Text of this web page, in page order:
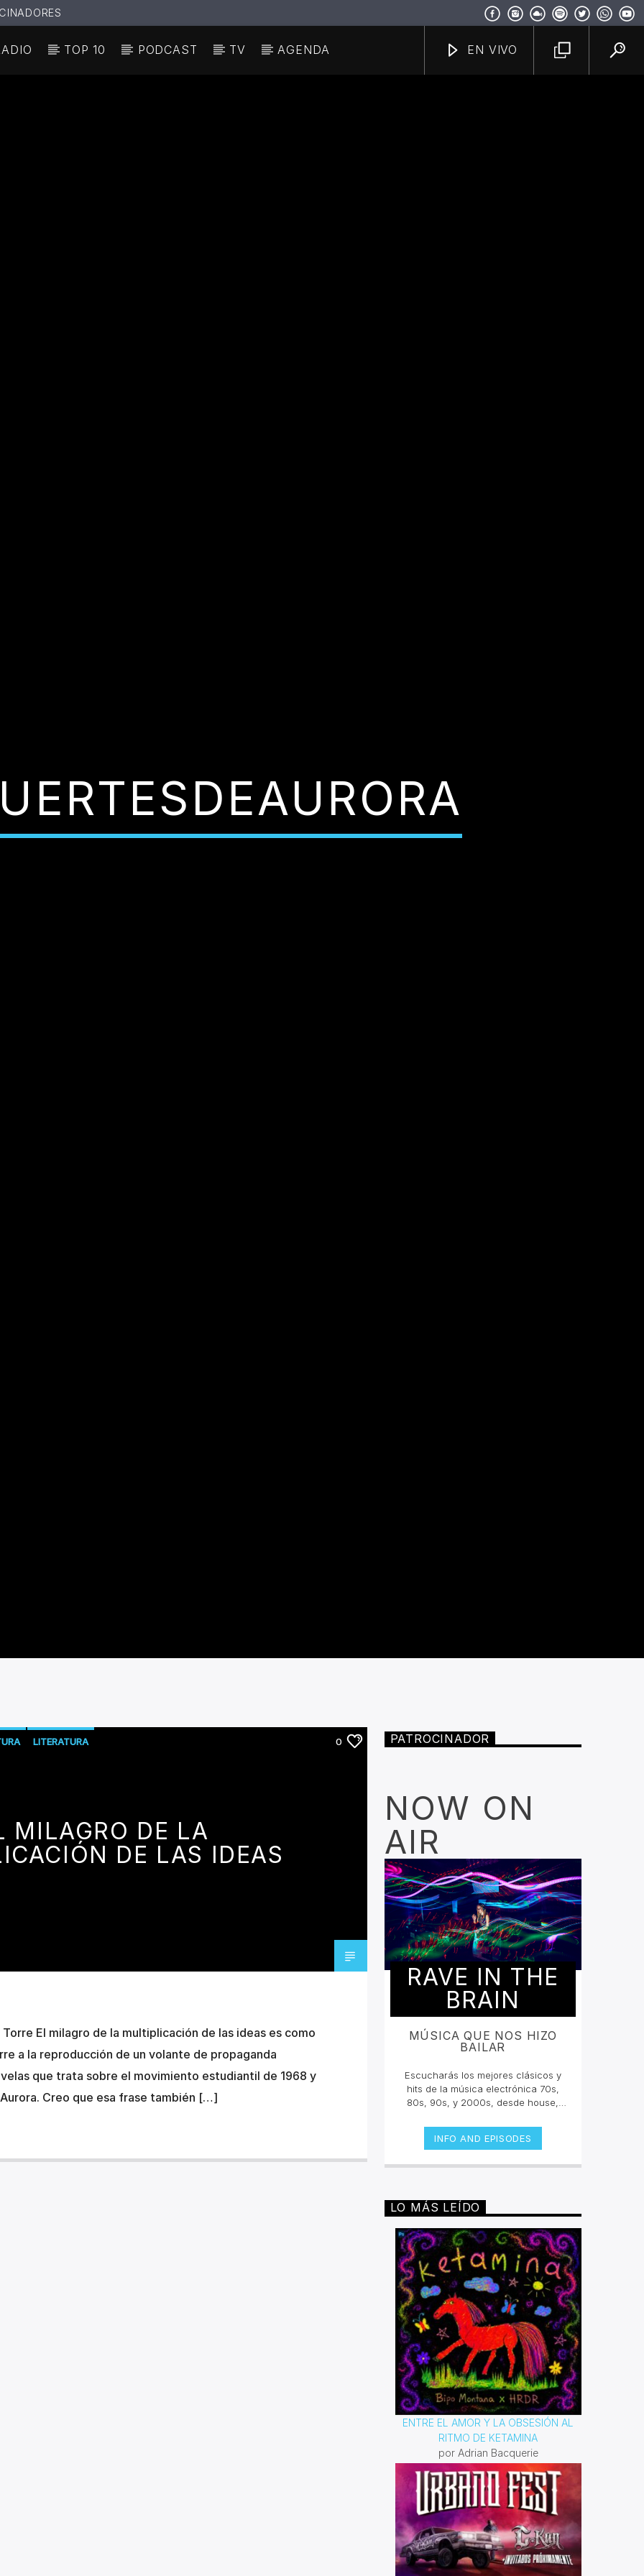
TOP 10 PODCAST TV AGENDA EN VIVO
LITERATURA 0
MILAGRO DE LA
DE LAS IDEAS
El milagro de la multiplicación de las ideas es como
a la reproducción de un volante de propaganda
que trata sobre el movimiento estudiantil de 1968 y
Creo que esa frase también […]
PATROCINADOR
NOW ON
AIR
RAVE IN THE
BRAIN
MÚSICA QUE NOS HIZO
BAILAR
Escucharás los mejores clásicos y
hits de la música electrónica 70s,
80s, 90s, y 2000s, desde house,
más. Un encuentro musical con los
grandes djs de la historia con sus
electrónica tiene una historia sonora
pm | Viernes 10am a 12pm por
invencible.net
INFO AND EPISODES
LO MÁS LEÍDO
ENTRE EL AMOR Y LA OBSESIÓN AL
RITMO DE KETAMINA
por Adrian Bacquerie